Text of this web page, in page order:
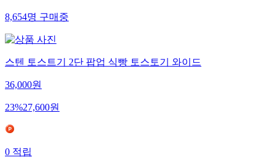
8,654명구매중
스텐 토스트기 2단 팝업 식빵 토스토기 와이드
36,000원
23%27,600원
0적립